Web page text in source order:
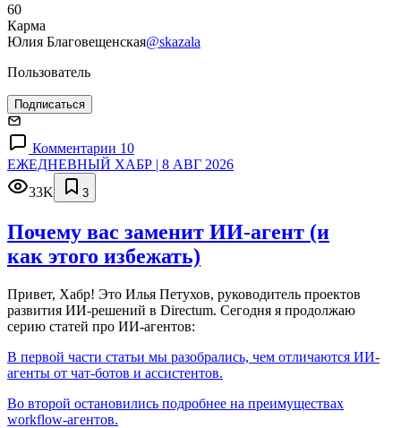
60
Карма
Юлия Благовещенская@skazala
Пользователь
Подписаться
Комментарии 10
ЕЖЕДНЕВНЫЙ ХАБР | 8 АВГ 2026
33K
3
Почему вас заменит ИИ‑агент (и
как этого избежать)
Привет, Хабр! Это Илья Петухов, руководитель проектов
развития ИИ-решений в Directum. Сегодня я продолжаю
серию статей про ИИ-агентов:
В первой части статьи мы разобрались, чем отличаются ИИ-
агенты от чат-ботов и ассистентов.
Во второй остановились подробнее на преимуществах
workflow-агентов.